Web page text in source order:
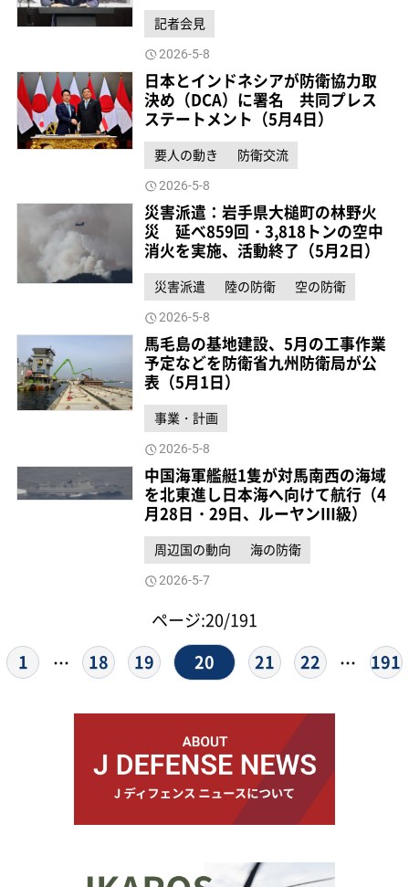
記者会見
2026-5-8
日本とインドネシアが防衛協力取
決め（DCA）に署名 共同プレス
ステートメント（5月4日）
要人の動き 防衛交流
2026-5-8
災害派遣：岩手県大槌町の林野火
災 延べ859回・3,818トンの空中
消火を実施、活動終了（5月2日）
災害派遣 陸の防衛 空の防衛
2026-5-8
馬毛島の基地建設、5月の工事作業
予定などを防衛省九州防衛局が公
表（5月1日）
事業・計画
2026-5-8
中国海軍艦艇1隻が対馬南西の海域
を北東進し日本海へ向けて航行（4
月28日・29日、ルーヤンⅢ級）
周辺国の動向 海の防衛
2026-5-7
ページ:20/191
1
… 18 19 20 21 22 … 191